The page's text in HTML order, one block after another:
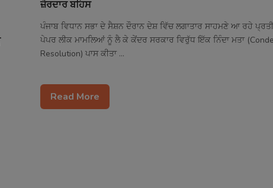
ਜ਼ੋਰਦਾਰ ਬਹਿਸ
ਪੰਜਾਬ ਵਿਧਾਨ ਸਭਾ ਦੇ ਸੈਸ਼ਨ ਦੌਰਾਨ ਦੇਸ਼ ਵਿੱਚ ਲਗਾਤਾਰ ਸਾਹਮਣੇ ਆ ਰਹੇ
ਪੇਪਰ ਲੀਕ ਮਾਮਲਿਆਂ ਨੂੰ ਲੈ ਕੇ ਕੇਂਦਰ ਸਰਕਾਰ ਵਿਰੁੱਧ ਇੱਕ ਨਿੰਦਾ ਮਤਾ
Resolution) ਪਾਸ ਕੀਤਾ ...
Read More